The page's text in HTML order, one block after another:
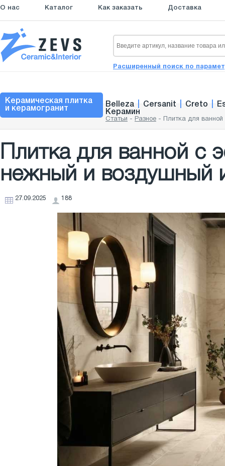
О нас Каталог Как заказать Доставка
Расширенный поиск по
Керамическая плитка
и керамогранит
Belleza Cersanit Creto
Керамин
Статьи - Разное - Плитка для
Плитка для ванной с
нежный и воздушный
27.09.2025 188